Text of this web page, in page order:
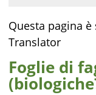
Questa pagina
Translator
Foglie di